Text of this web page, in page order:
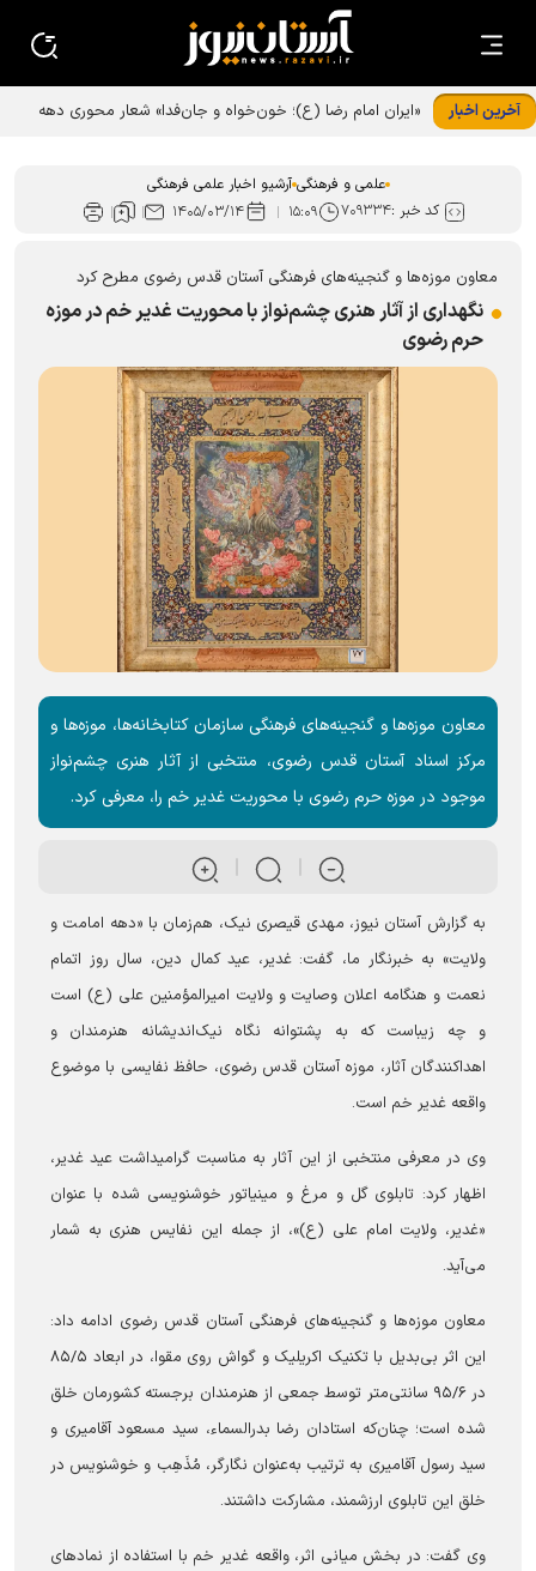
آخرین اخبار
علمی و فرهنگی آرشیو اخبار علمی فرهنگی
کد خبر :۷۰۹۳۳۴ ۱۵:۰۹ ۱۴۰۵/۰۳/۱۴
معاون موزه‌ها و گنجینه‌های فرهنگی آستان قدس رضوی مطرح کرد
نگهداری از آثار هنری چشم‌نواز با محوریت غدیر خم در موزه
حرم رضوی
معاون موزه‌ها و گنجینه‌های فرهنگی سازمان کتابخانه‌ها، موزه‌ها و
مرکز اسناد آستان قدس رضوی، منتخبی از آثار هنری چشم‌نواز
موجود در موزه حرم رضوی با محوریت غدیر خم را، معرفی کرد.
به گزارش آستان نیوز، مهدی قیصری نیک، هم‌زمان با «دهه امامت و
ولایت» به خبرنگار ما، گفت: غدیر، عید کمال دین، سال روز اتمام
نعمت و هنگامه اعلان وصایت و ولایت امیرالمؤمنین علی (ع) است
و چه زیباست که به پشتوانه نگاه نیک‌اندیشانه هنرمندان و
اهداکنندگان آثار، موزه آستان قدس رضوی، حافظ نفایسی با موضوع
واقعه غدیر خم است.
وی در معرفی منتخبی از این آثار به مناسبت گرامیداشت عید غدیر،
اظهار کرد: تابلوی گل و مرغ و مینیاتور خوشنویسی شده با عنوان
«غدیر، ولایت امام علی‌ (ع)»، از جمله این نفایس هنری به شمار
می‌آید.
معاون موزه‌ها و گنجینه‌های فرهنگی آستان قدس رضوی ادامه داد:
این اثر بی‌بدیل با تکنیک اکریلیک و گواش روی مقوا، در ابعاد ۸۵/۵
در ۹۵/۶ سانتی‌متر توسط جمعی از هنرمندان برجسته کشورمان خلق
شده است؛ چنان‌که استادان رضا بدرالسماء، سید مسعود آقامیری و
سید رسول آقامیری به ترتیب به‌عنوان نگارگر، مُذَهِب و خوشنویس در
خلق این تابلوی ارزشمند، مشارکت داشتند.
وی گفت: در بخش میانی اثر، واقعه غدیر خم با استفاده از نمادهای